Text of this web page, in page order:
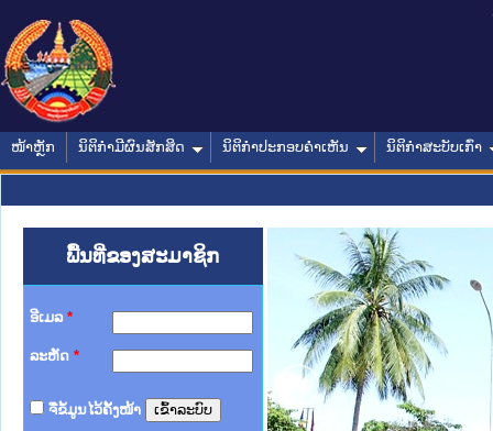
ໜ້າຫຼັກ ນິຕິກໍາມີຜົນສັກສິດ ນິຕິກໍາປະກອບຄໍາເຫັນ ນິຕິກໍາສະບັບເກົ່າ
ພື້ນທີ່ຂອງສະມາຊິກ
ອີເມລ *
ລະຫັດ *
ຈື່ຂໍ້ມູນໄວ້ຄັ້ງໜ້າ